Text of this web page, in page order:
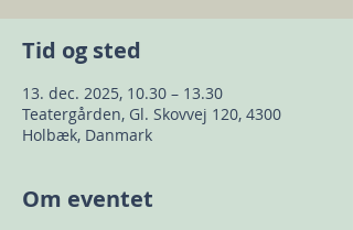
Tid og sted
13. dec. 2025, 10.30 – 13.30
Teatergården, Gl. Skovvej 120, 4300
Holbæk, Danmark
Om eventet